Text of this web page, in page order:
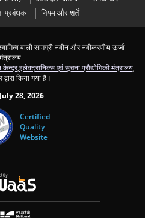
प्रबंधक नियम और शर्तें
वाली सामग्री नवीन और नवीकरणीय ऊर्जा
मंत्रालय
केन्द्र,इलेक्ट्रानिक्स एवं सूचना प्रौद्योगिकी मंत्रालय,
किया गया है।
July 28, 2026
Certified
Quality
Website